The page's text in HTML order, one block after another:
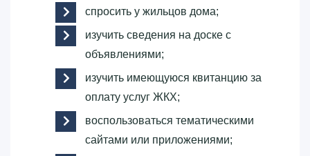
спросить у жильцов дома;
изучить сведения на доске с
объявлениями;
изучить имеющуюся квитанцию за
оплату услуг ЖКХ;
воспользоваться тематическими
сайтами или приложениями;